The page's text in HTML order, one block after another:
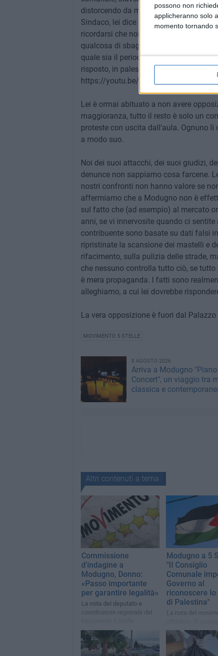
possono non
applicheranno solo
momento tornando
distorcendo da mesi:
Sindaco, lei dice che noi ci
ricordarsi che noi siamo
qualcosa di sbagliato o migliorabile, lo
quale sia il periodo "politico". Lei non
risposto, in palese violazione di
https://youtu.be/
Lei è ormai abituato a non avere
maggioranza, tutto il resto è solo un
proteste con uscita dall'aula. Ognuno
a modo suo.
Noi dei suoi attacchi, dei suoi giudizi,
denunce non sappiamo cosa farcene.
nostri confronti non hanno valore se
affermiamo che a Modugno non è
sul fatto che (ad esempio) al mercato
anni, se vi innervosite quando ci
contribuente sono basate su dati falsi
ripristinate la scansione dei mastelli e
rifacimento, sulla pulizia delle strade,
che nessuno controlla tutto ciò, se
è mera propaganda. I fatti sono
alleghiamo, a cui lei dovrebbe
La vera opposizione è fuori dal
MOVIMENTO 5 STELLE
8 AGOSTO 2026
Arriva a Modugno
Concert", un viaggio tra
classica e
Altri contenuti a tema
Commissione
d'indagine a
Modugno, Donno:
«Passo importante
per garantire legalità»
La nota del deputato e
coordinatore regionale del
Modugno a 5
"Il Consiglio
Comunale
Governo al
riconoscere lo
di Palestina"
La nota del
politico non può e
più mancare"